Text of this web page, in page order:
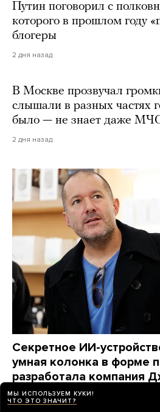
Путин поговорил с
которого в прошлом году
блогеры
2 дня назад
В Москве прозвучал
слышали в разных частях
было — не знает даже
2 дня назад
Секретное ИИ-
умная колонка в форме
разработала компания
Вот что узнал Bloomberg об
МЫ ИСПОЛЬЗУЕМ КУКИ!
ЧТО ЭТО ЗНАЧИТ?